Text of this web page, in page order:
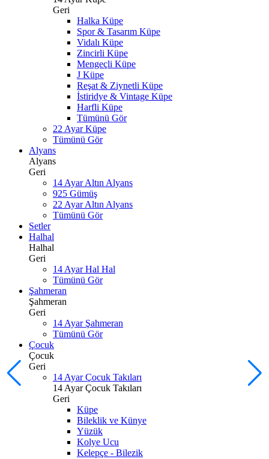
Geri
Halka Küpe
Spor & Tasarım Küpe
Vidalı Küpe
Zincirli Küpe
Mengeçli Küpe
J Küpe
Reşat & Ziynetli Küpe
İstiridye & Vintage Küpe
Harfli Küpe
Tümünü Gör
22 Ayar Küpe
Tümünü Gör
Alyans
Alyans
Geri
14 Ayar Altın Alyans
925 Gümüş
22 Ayar Altın Alyans
Tümünü Gör
Setler
Halhal
Halhal
Geri
14 Ayar Hal Hal
Tümünü Gör
Şahmeran
Şahmeran
Geri
14 Ayar Şahmeran
Tümünü Gör
Çocuk
Çocuk
Geri
14 Ayar Çocuk Takıları
14 Ayar Çocuk Takıları
Geri
Küpe
Bileklik ve Künye
Yüzük
Kolye Ucu
Kelepçe - Bilezik